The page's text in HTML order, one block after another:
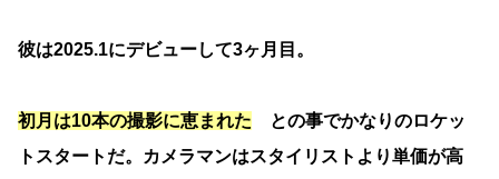
彼は2025.1にデビューして3ヶ月目。
初月は10本の撮影に恵まれた との事でかなりのロケッ
トスタートだ。カメラマンはスタイリストより単価が高